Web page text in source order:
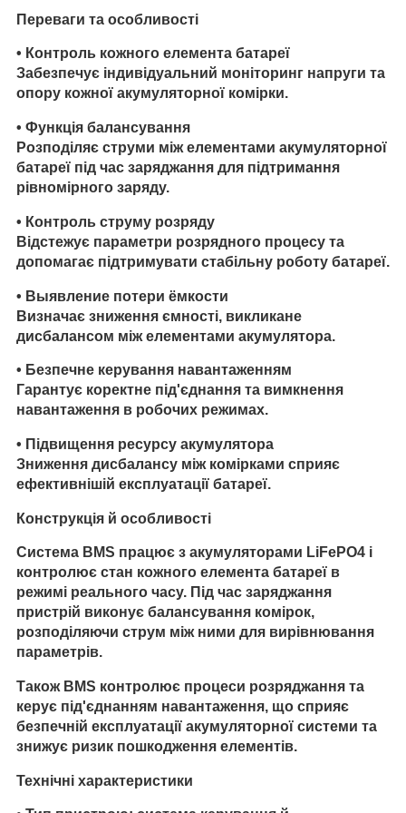
Переваги та особливості
• Контроль кожного елемента батареї
Забезпечує індивідуальний моніторинг напруги та
опору кожної акумуляторної комірки.
• Функція балансування
Розподіляє струми між елементами акумуляторної
батареї під час заряджання для підтримання
рівномірного заряду.
• Контроль струму розряду
Відстежує параметри розрядного процесу та
допомагає підтримувати стабільну роботу батареї.
• Выявление потери ёмкости
Визначає зниження ємності, викликане
дисбалансом між елементами акумулятора.
• Безпечне керування навантаженням
Гарантує коректне під'єднання та вимкнення
навантаження в робочих режимах.
• Підвищення ресурсу акумулятора
Зниження дисбалансу між комірками сприяє
ефективнішій експлуатації батареї.
Конструкція й особливості
Система BMS працює з акумуляторами LiFePO4 і
контролює стан кожного елемента батареї в
режимі реального часу. Під час заряджання
пристрій виконує балансування комірок,
розподіляючи струм між ними для вирівнювання
параметрів.
Також BMS контролює процеси розряджання та
керує під'єднанням навантаження, що сприяє
безпечній експлуатації акумуляторної системи та
знижує ризик пошкодження елементів.
Технічні характеристики